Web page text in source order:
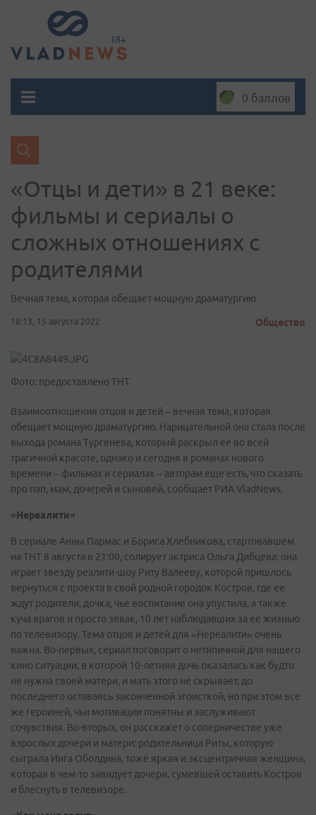
0 баллов
«Отцы и дети» в 21 веке:
фильмы и сериалы о
сложных отношениях с
родителями
Вечная тема, которая обещает мощную драматургию
18:13, 15 августа 2022 Общество
Фото: предоставлено ТНТ
Взаимоотношения отцов и детей – вечная тема, которая
обещает мощную драматургию. Нарицательной она стала после
выхода романа Тургенева, который раскрыл ее во всей
трагичной красоте, однако и сегодня в романах нового
времени – фильмах и сериалах – авторам еще есть, что сказать
про пап, мам, дочерей и сыновей, сообщает РИА VladNews.
«Нереалити»
В сериале Анны Пармас и Бориса Хлебникова, стартовавшем
на ТНТ 8 августа в 21:00, солирует актриса Ольга Дибцева: она
играет звезду реалити-шоу Риту Валееву, которой пришлось
вернуться с проекта в свой родной городок Костров, где ее
ждут родители, дочка, чье воспитание она упустила, а также
куча врагов и просто зевак, 10 лет наблюдавших за ее жизнью
по телевизору. Тема отцов и детей для «Нереалити» очень
важна. Во-первых, сериал поговорит о нетипичной для нашего
кино ситуации, в которой 10-летняя дочь оказалась как будто
не нужна своей матери, и мать этого не скрывает, до
последнего оставаясь законченной эгоисткой, но при этом все
же героиней, чьи мотивации понятны и заслуживают
сочувствия. Во-вторых, он расскажет о соперничестве уже
взрослых дочери и матери: родительница Риты, которую
сыграла Инга Оболдина, тоже яркая и эксцентричная женщина,
которая в чем-то завидует дочери, сумевшей оставить Костров
и блеснуть в телевизоре.